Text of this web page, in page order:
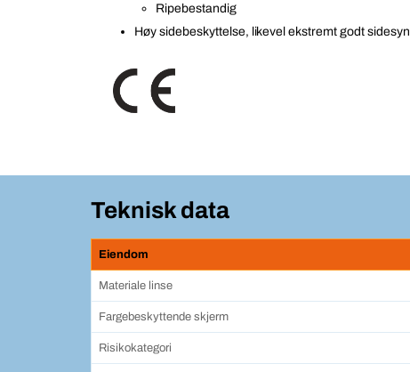
Ripebestandig
Høy sidebeskyttelse, likevel ekstremt godt sidesyn
Teknisk data
Eiendom
Materiale linse
Fargebeskyttende skjerm
Risikokategori